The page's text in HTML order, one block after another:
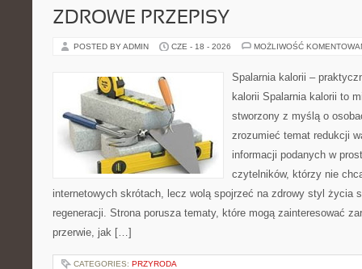
ZDROWE PRZEPISY
POSTED BY ADMIN CZE - 18 - 2026 MOŻLIWOŚĆ
Spalarnia kalorii –
kalorii Spalarnia kalorii to
stworzony z myślą o
zrozumieć temat redukcji
informacji podanych w
czytelników, którzy nie
internetowych skrótach, lecz wolą spojrzeć na zdrowy styl życia
regeneracji. Strona porusza tematy, które mogą zainteresować
przerwie, jak […]
CATEGORIES: PRZYRODA